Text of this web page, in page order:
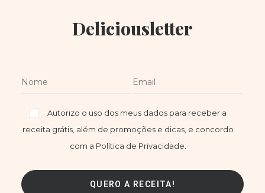
Deliciousletter
Autorizo o uso dos meus dados para receber a
receita grátis, além de promoções e dicas, e concordo
com a Política de Privacidade.